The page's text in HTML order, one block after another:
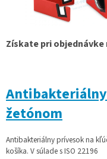
Získate pri objednávke
žetónom
Antibakteriálny prívesok na
košíka. V súlade s ISO 22196